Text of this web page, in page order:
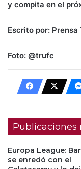
y compita en el
Escrito por: Prensa
Foto: @trufc
Publicaciones
Europa League:
se enredó con el